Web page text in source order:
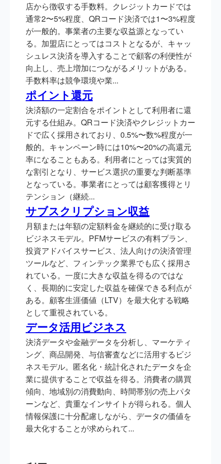
店から徴収する手数料。クレジットカードでは
通常2〜5%程度、QRコード決済では1〜3%程度
が一般的。事業者の主要な収益源となってい
る。加盟店にとってはコストとなるが、キャッ
シュレス決済を導入することで顧客の利便性が
向上し、売上増加につながるメリットがある。
手数料率は競争環境や業...
ポイント還元
決済額の一定割合をポイントとして利用者に還
元する仕組み。QRコード決済やクレジットカー
ドで広く採用されており、0.5%〜数%程度が一
般的。キャンペーン時には10%〜20%の高還元
率になることもある。利用者にとっては実質的
な割引となり、サービス選択の重要な判断基準
となっている。事業者にとっては顧客獲得とリ
テンション（継続...
サブスクリプション収益
月額または年額の定額料金を継続的に受け取る
ビジネスモデル。PFMサービスの有料プラン、
投資アドバイスサービス、法人向けの決済管理
ツールなど、フィンテック業界でも広く採用さ
れている。一度に大きな収益を得るのではな
く、長期的に安定した収益を確保できる利点が
ある。顧客生涯価値（LTV）を最大化する戦略
として重視されている。
データ活用ビジネス
決済データや金融データを分析し、マーケティ
ング、商品開発、与信審査などに活用するビジ
ネスモデル。匿名化・統計化されたデータを企
業に提供することで収益を得る。消費者の購買
傾向、地域別の消費動向、時間帯別の売上パタ
ーンなど、貴重なインサイトが得られる。個人
情報保護に十分配慮しながら、データの価値を
最大化することが求められて...